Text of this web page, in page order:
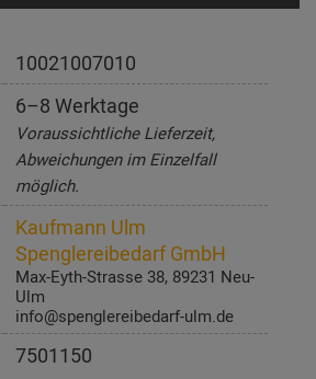
10021007010
6–8 Werktage
Voraussichtliche Lieferzeit,
Abweichungen im Einzelfall
möglich.
Kaufmann Ulm
Spenglereibedarf GmbH
Max-Eyth-Strasse 38, 89231 Neu-
Ulm
info@spenglereibedarf-ulm.de
7501150